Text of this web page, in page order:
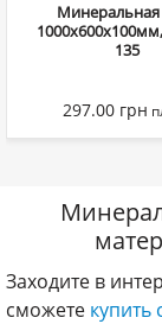
Минеральная
135
297.00 грн
Заходите в
сможете купить